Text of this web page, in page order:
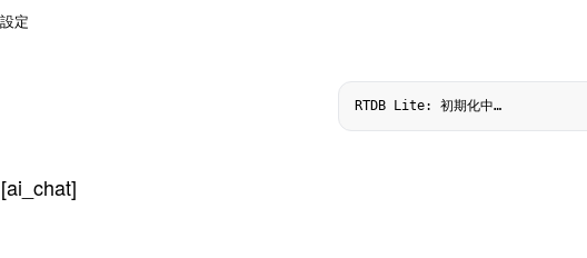
設定
RTDB Lite: 初期化中…
[ai_chat]